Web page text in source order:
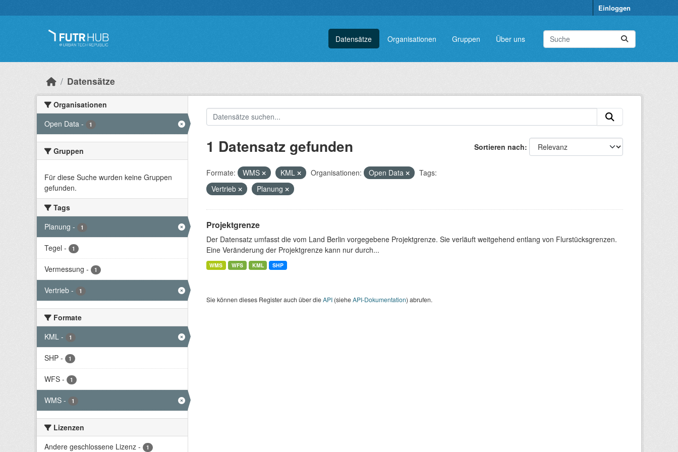
Einloggen
Datensätze Organisationen Gruppen Über uns
Datensätze
Organisationen
Open Data - 1
Gruppen
Für diese Suche wurden keine Gruppen
gefunden.
Tags
Planung - 1
Tegel - 1
Vermessung - 1
Vertrieb - 1
Formate
KML - 1
SHP - 1
WFS - 1
WMS - 1
Lizenzen
Andere geschlossene Lizenz - 1
Sortieren nach
1 Datensatz gefunden
Formate: WMS KML Organisationen: Open Data
Tags:
Vertrieb
Planung
Projektgrenze
Der Datensatz umfasst die vom Land Berlin vorgegebene Projektgrenze. Sie verläuft weitgehend entlang von Flurstücksgrenzen.
Eine Veränderung der Projektgrenze kann nur durch...
WMS WFS KML SHP
Sie können dieses Register auch über dieAPI(sieheAPI-Dokumentation) abrufen.